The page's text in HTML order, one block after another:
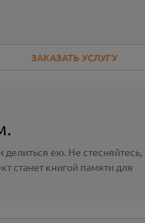
ЗАКАЗАТЬ УСЛУГУ
ею. Не стесняйтесь,
станет книгой памяти для